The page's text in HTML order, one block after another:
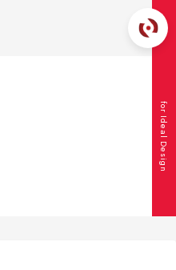
for Ideal Design